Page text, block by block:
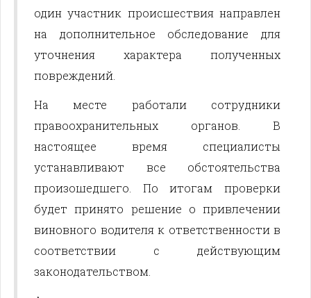
один участник происшествия направлен
на дополнительное обследование для
уточнения характера полученных
повреждений.
На месте работали сотрудники
правоохранительных органов. В
настоящее время специалисты
устанавливают все обстоятельства
произошедшего. По итогам проверки
будет принято решение о привлечении
виновного водителя к ответственности в
соответствии с действующим
законодательством.